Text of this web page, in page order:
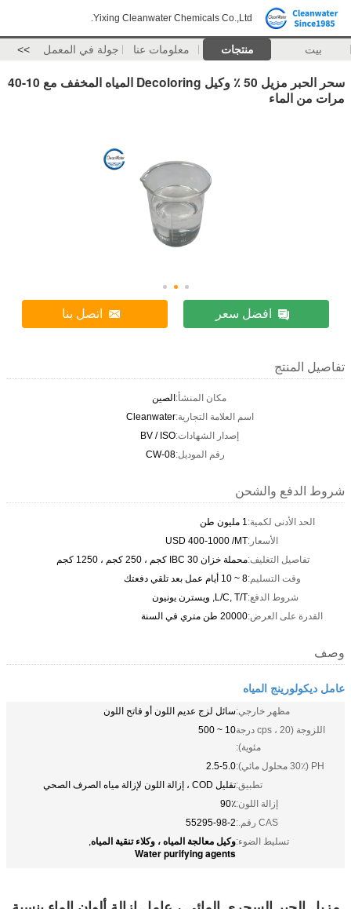
Yixing Cleanwater Chemicals Co.,Ltd.
بيت منتجات معلومات عنا جولة في المعمل >>
سحر الحبر مزيل 50 ٪ وكيل Decoloring المياه المخفف مع 10-40
مرات من الماء
افضل سعر اتصل بنا
تفاصيل المنتج
مكان المنشأ:الصين
اسم العلامة التجارية:Cleanwater
إصدار الشهادات:BV / ISO
رقم الموديل:CW-08
شروط الدفع والشحن
الحد الأدنى لكمية:1 مليون طن
الأسعار:USD 400-1000 /MT
تفاصيل التغليف:محملة خزان IBC 30 كجم ، 250 كجم ، 1250 كجم
وقت التسليم:8 ~ 10 أيام عمل بعد تلقي دفعتك
شروط الدفع:L/C, T/T, ويسترن يونيون
القدرة على العرض:20000 طن متري في السنة
وصف
عامل ديكولورينج المياه
مظهر خارجي:سائل لزج عديم اللون أو فاتح اللون
اللزوجة (cps ، 20 درجة
مئوية):
10 ~ 500
PH (30٪ محلول مائي):
2.5-5.0
تطبيق:تقليل COD ، إزالة اللون لإزالة مياه الصرف الصحي
إزالة اللون:90٪
CAS رقم.:
55295-98-2
تسليط الضوء:وكيل معالجة المياه ، وكلاء تنقية المياه,
Water purifying agents